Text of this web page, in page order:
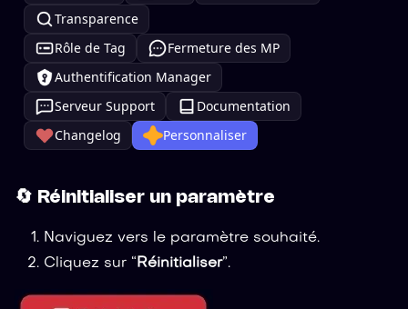
Transparence
Rôle de Tag
Fermeture des MP
Authentification Manager
Serveur Support
Documentation
Changelog
Personnaliser
🔄 Réinitialiser un paramètre
Naviguez vers le paramètre souhaité.
Cliquez sur “Réinitialiser”.